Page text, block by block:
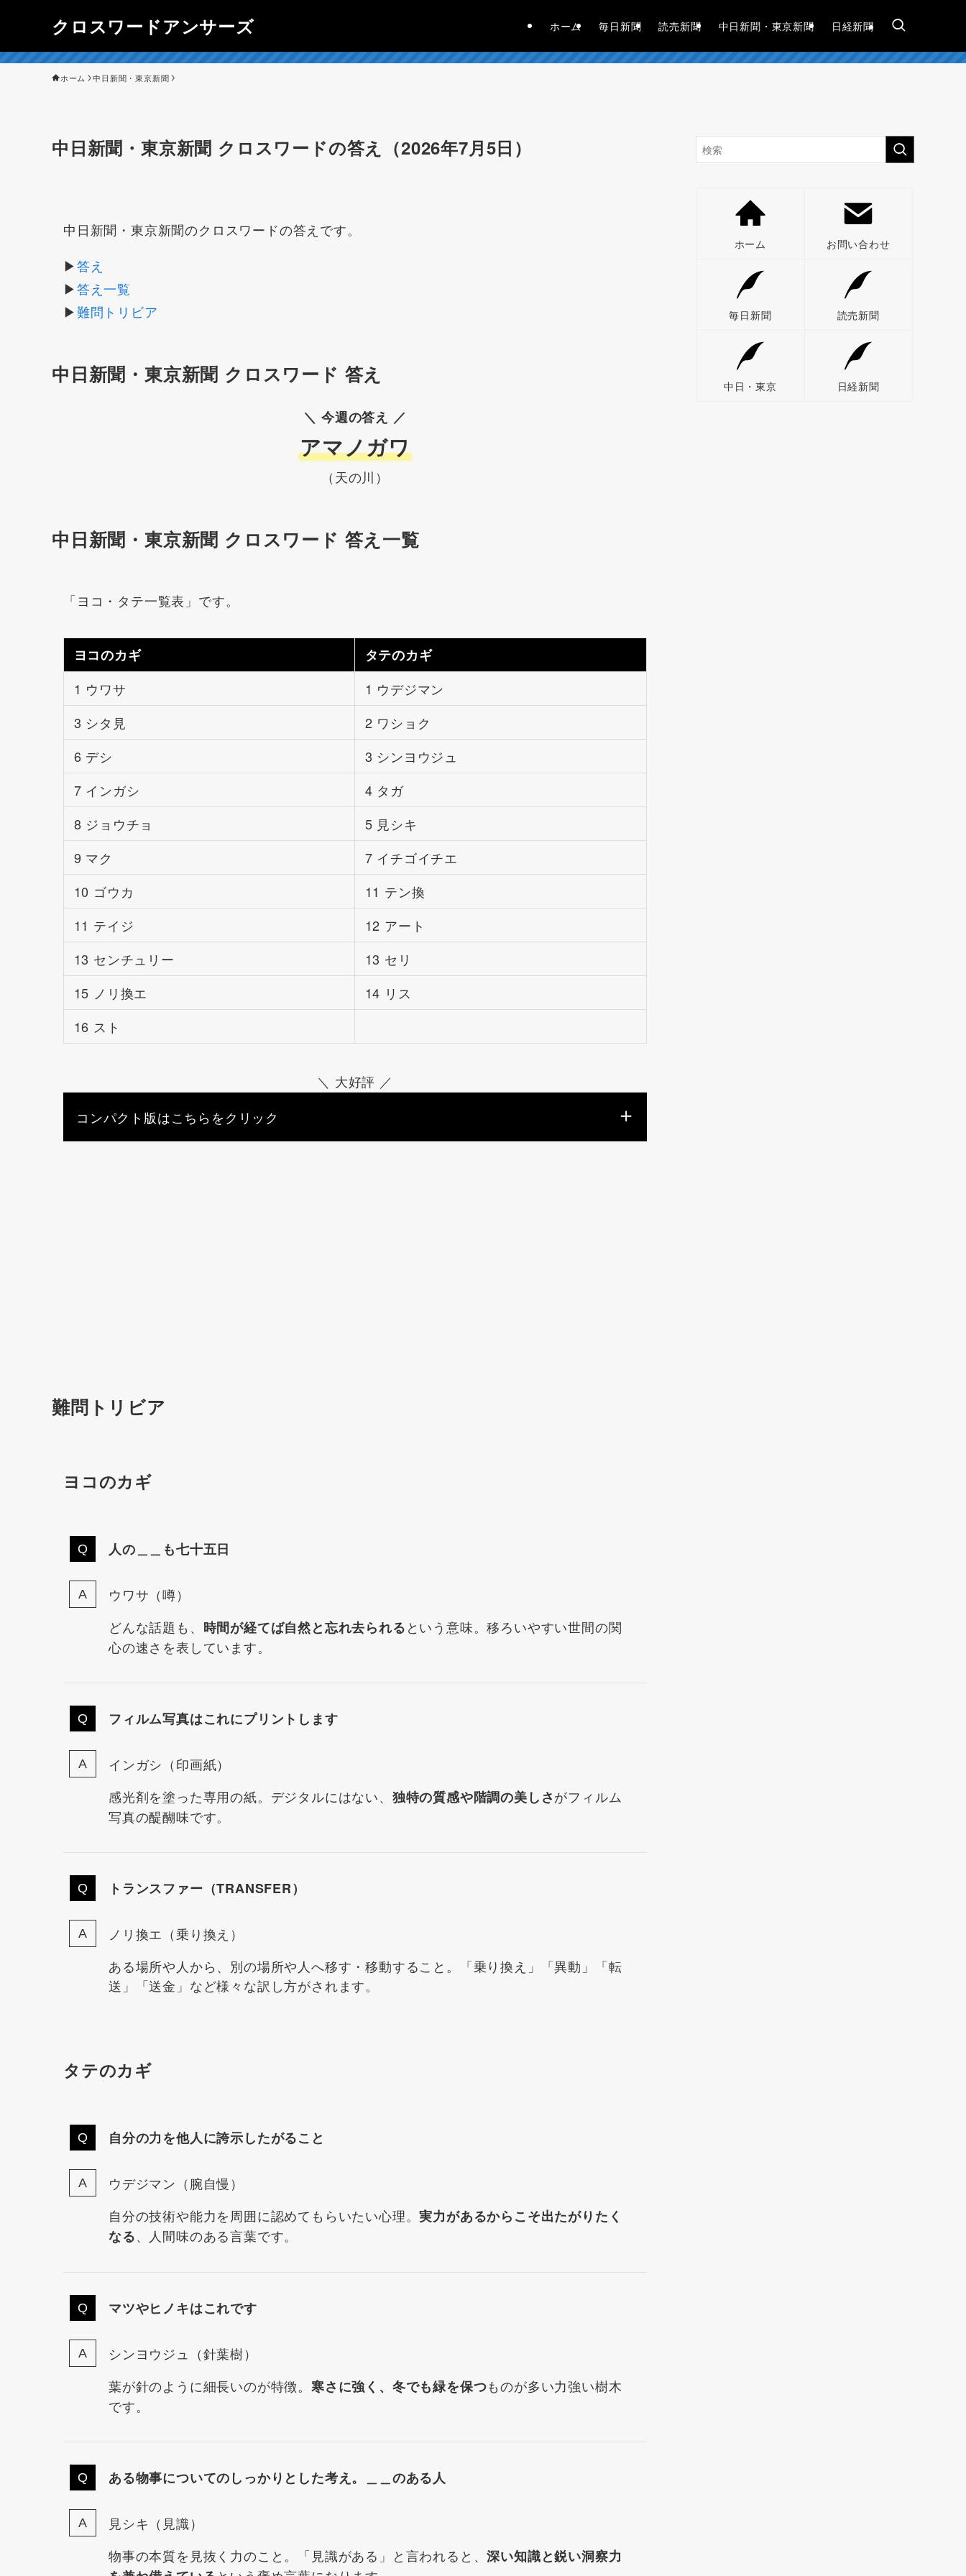
クロスワードアンサーズ ホーム 毎日新聞 読売新聞 中日新聞・東京新聞 日経新聞
ホーム 中日新聞・東京新聞
中日新聞・東京新聞 クロスワードの答え（2026年7月5日）
中日新聞・東京新聞のクロスワードの答えです。
▶答え
▶答え一覧
▶難問トリビア
中日新聞・東京新聞 クロスワード 答え
＼ 今週の答え ／
アマノガワ
（天の川）
中日新聞・東京新聞 クロスワード 答え一覧
「ヨコ・タテ一覧表」です。
ヨコのカギ
タテのカギ
1 ウワサ
1 ウデジマン
3 シタ見
2 ワショク
6 デシ
3 シンヨウジュ
7 インガシ
4 タガ
8 ジョウチョ
5 見シキ
9 マク
7 イチゴイチエ
10 ゴウカ
11 テン換
11 テイジ
12 アート
13 センチュリー
13 セリ
15 ノリ換エ
14 リス
16 スト
＼ 大好評 ／
コンパクト版はこちらをクリック
難問トリビア
ヨコのカギ
人の＿＿も七十五日
ウワサ（噂）
どんな話題も、 時間が経てば自然と忘れ去られるという意味。移ろいやすい世間の関
心の速さを表しています。
フィルム写真はこれにプリントします
インガシ（印画紙）
感光剤を塗った専用の紙。デジタルにはない、 独特の質感や階調の美しさがフィルム
写真の醍醐味です。
トランスファー（TRANSFER）
ノリ換エ（乗り換え）
ある場所や人から、別の場所や人へ移す・移動すること。「乗り換え」「異動」「転
送」「送金」など様々な訳し方がされます。
タテのカギ
自分の力を他人に誇示したがること
ウデジマン（腕自慢）
自分の技術や能力を周囲に認めてもらいたい心理。実力があるからこそ出たがりたく
なる、人間味のある言葉です。
マツやヒノキはこれです
シンヨウジュ（針葉樹）
葉が針のように細長いのが特徴。 寒さに強く、冬でも緑を保つものが多い力強い樹木
です。
ある物事についてのしっかりとした考え。＿＿のある人
見シキ（見識）
物事の本質を見抜く力のこと。「見識がある」と言われると、深い知識と鋭い洞察力
ホーム お問い合わせ
毎日新聞 読売新聞
中日・東京 日経新聞